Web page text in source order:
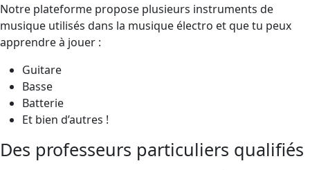
Notre plateforme propose plusieurs instruments de
musique utilisés dans la musique électro et que tu peux
apprendre à jouer :
Guitare
Basse
Batterie
Et bien d’autres !
Des professeurs particuliers qualifiés